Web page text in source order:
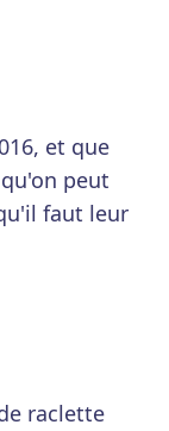
et que
peut
faut leur
raclette